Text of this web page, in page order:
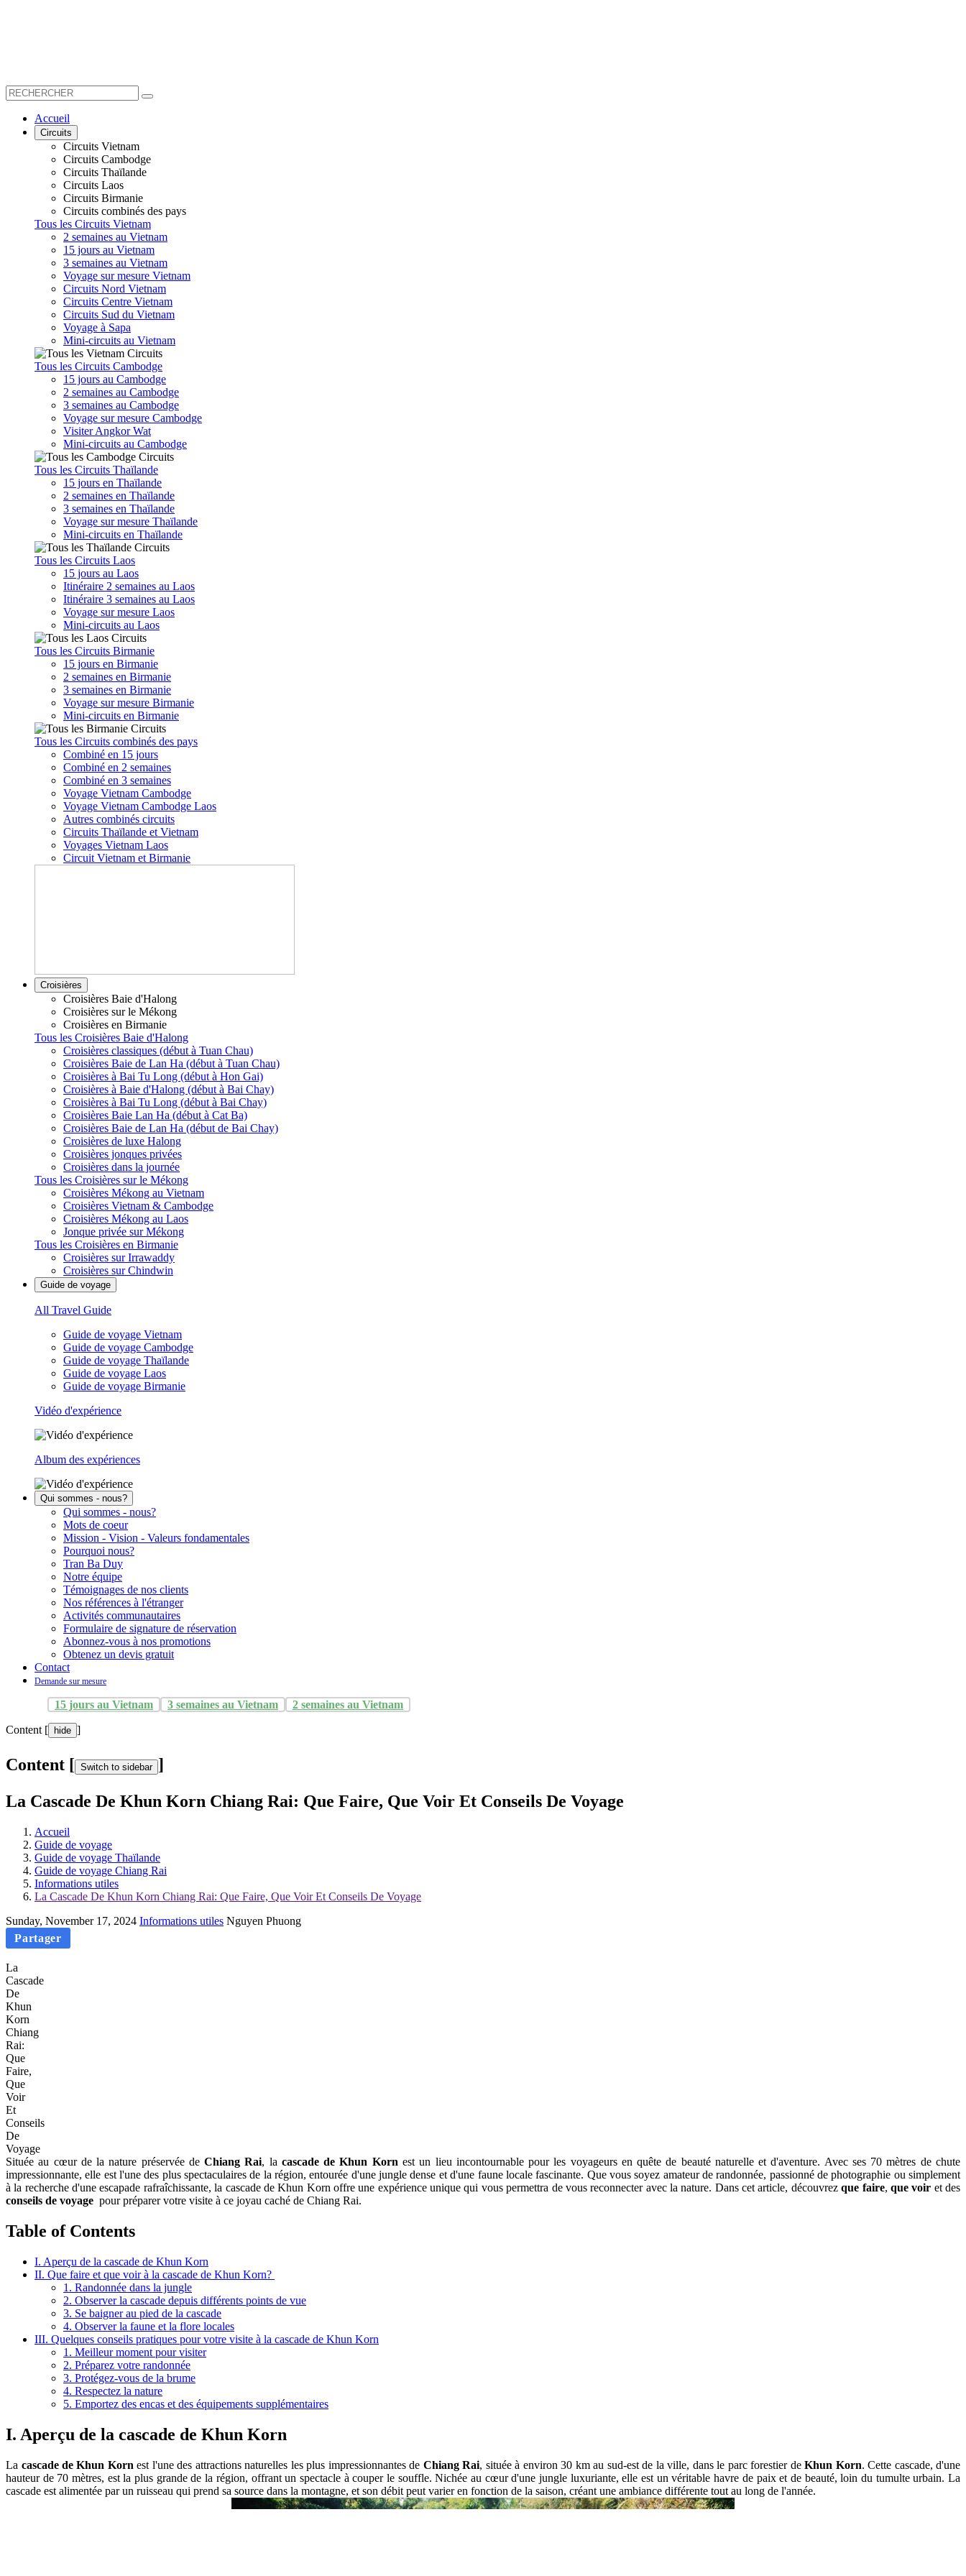
Accueil
Circuits
Circuits Vietnam
Circuits Cambodge
Circuits Thaïlande
Circuits Laos
Circuits Birmanie
Circuits combinés des pays
Tous les Circuits Vietnam
2 semaines au Vietnam
15 jours au Vietnam
3 semaines au Vietnam
Voyage sur mesure Vietnam
Circuits Nord Vietnam
Circuits Centre Vietnam
Circuits Sud du Vietnam
Voyage à Sapa
Mini-circuits au Vietnam
Tous les Circuits Cambodge
15 jours au Cambodge
2 semaines au Cambodge
3 semaines au Cambodge
Voyage sur mesure Cambodge
Visiter Angkor Wat
Mini-circuits au Cambodge
Tous les Circuits Thaïlande
15 jours en Thaïlande
2 semaines en Thaïlande
3 semaines en Thaïlande
Voyage sur mesure Thaïlande
Mini-circuits en Thaïlande
Tous les Circuits Laos
15 jours au Laos
Itinéraire 2 semaines au Laos
Itinéraire 3 semaines au Laos
Voyage sur mesure Laos
Mini-circuits au Laos
Tous les Circuits Birmanie
15 jours en Birmanie
2 semaines en Birmanie
3 semaines en Birmanie
Voyage sur mesure Birmanie
Mini-circuits en Birmanie
Tous les Circuits combinés des pays
Combiné en 15 jours
Combiné en 2 semaines
Combiné en 3 semaines
Voyage Vietnam Cambodge
Voyage Vietnam Cambodge Laos
Autres combinés circuits
Circuits Thaïlande et Vietnam
Voyages Vietnam Laos
Circuit Vietnam et Birmanie
Croisières
Croisières Baie d'Halong
Croisières sur le Mékong
Croisières en Birmanie
Tous les Croisières Baie d'Halong
Croisières classiques (début à Tuan Chau)
Croisières Baie de Lan Ha (début à Tuan Chau)
Croisières à Bai Tu Long (début à Hon Gai)
Croisières à Baie d'Halong (début à Bai Chay)
Croisières à Bai Tu Long (début à Bai Chay)
Croisières Baie Lan Ha (début à Cat Ba)
Croisières Baie de Lan Ha (début de Bai Chay)
Croisières de luxe Halong
Croisières jonques privées
Croisières dans la journée
Tous les Croisières sur le Mékong
Croisières Mékong au Vietnam
Croisières Vietnam & Cambodge
Croisières Mékong au Laos
Jonque privée sur Mékong
Tous les Croisières en Birmanie
Croisières sur Irrawaddy
Croisières sur Chindwin
Guide de voyage
All Travel Guide
Guide de voyage Vietnam
Guide de voyage Cambodge
Guide de voyage Thaïlande
Guide de voyage Laos
Guide de voyage Birmanie
Vidéo d'expérience
Album des expériences
Qui sommes - nous?
Qui sommes - nous?
Mots de coeur
Mission - Vision - Valeurs fondamentales
Pourquoi nous?
Tran Ba Duy
Notre équipe
Témoignages de nos clients
Nos références à l'étranger
Activités communautaires
Formulaire de signature de réservation
Abonnez-vous à nos promotions
Obtenez un devis gratuit
Contact
Demande sur mesure
15 jours au Vietnam 3 semaines au Vietnam 2 semaines au Vietnam
Content [ hide ]
Content [ Switch to sidebar ]
La Cascade De Khun Korn Chiang Rai: Que Faire, Que Voir Et Conseils De Voyage
Accueil
Guide de voyage
Guide de voyage Thaïlande
Guide de voyage Chiang Rai
Informations utiles
La Cascade De Khun Korn Chiang Rai: Que Faire, Que Voir Et Conseils De Voyage
Sunday, November 17, 2024 Informations utiles Nguyen Phuong
Partager
La
Cascade
De
Khun
Korn
Chiang
Rai:
Que
Faire,
Que
Voir
Et
Conseils
De
Voyage
Située au cœur de la nature préservée deChiang Rai, la cascade de Khun Korn est un lieu incontournable pour les voyageurs en quête de beauté naturelle et d'aventure. Avec ses 70 mètres de chute
impressionnante, elle est l'une des plus spectaculaires de la région, entourée d'une jungle dense et d'une faune locale fascinante. Que vous soyez amateur de randonnée, passionné de photographie ou simplement
à la recherche d'une escapade rafraîchissante, la cascade de Khun Korn offre une expérience unique qui vous permettra de vous reconnecter avec la nature. Dans cet article, découvrezque faire, que voir et des
conseils de voyage pour préparer votre visite à ce joyau caché de Chiang Rai.
Table of Contents
I. Aperçu de la cascade de Khun Korn
II. Que faire et que voir à la cascade de Khun Korn?
1. Randonnée dans la jungle
2. Observer la cascade depuis différents points de vue
3. Se baigner au pied de la cascade
4. Observer la faune et la flore locales
III. Quelques conseils pratiques pour votre visite à la cascade de Khun Korn
1. Meilleur moment pour visiter
2. Préparez votre randonnée
3. Protégez-vous de la brume
4. Respectez la nature
5. Emportez des encas et des équipements supplémentaires
I. Aperçu de la cascade de Khun Korn
La cascade de Khun Korn est l'une des attractions naturelles les plus impressionnantes de Chiang Rai, située à environ 30 km au sud-est de la ville, dans le parc forestier deKhun Korn. Cette cascade, d'une
hauteur de 70 mètres, est la plus grande de la région, offrant un spectacle à couper le souffle. Nichée au cœur d'une jungle luxuriante, elle est un véritable havre de paix et de beauté, loin du tumulte urbain. La
cascade est alimentée par un ruisseau qui prend sa source dans la montagne, et son débit peut varier en fonction de la saison, créant une ambiance différente tout au long de l'année.